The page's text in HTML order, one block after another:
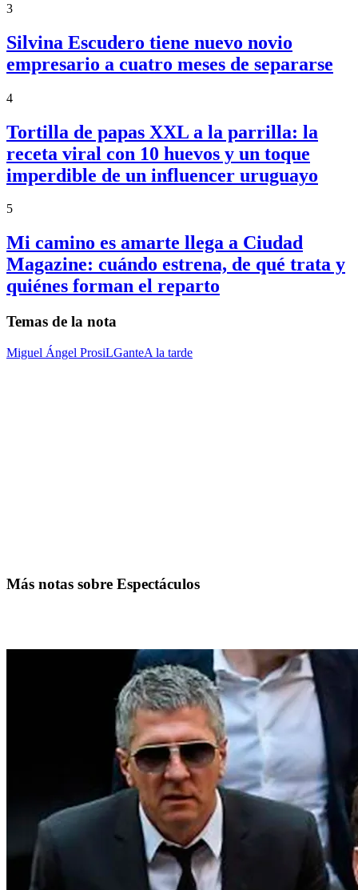
3
Silvina Escudero tiene nuevo novio
empresario a cuatro meses de separarse
4
Tortilla de papas XXL a la parrilla: la
receta viral con 10 huevos y un toque
imperdible de un influencer uruguayo
5
Mi camino es amarte llega a Ciudad
Magazine: cuándo estrena, de qué trata y
quiénes forman el reparto
Temas de la nota
Miguel Ángel ProsiLGanteA la tarde
Más notas sobre Espectáculos